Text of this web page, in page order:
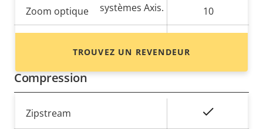
Zoom optique 10
Compression
Description
Zipstream
systèmes Axis.
TROUVEZ UN REVENDEUR